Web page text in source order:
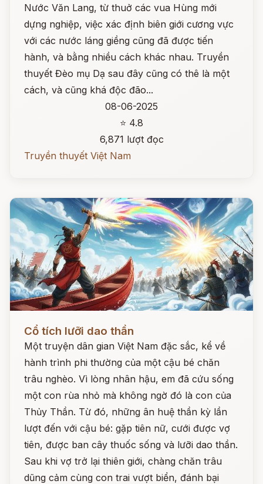
Nước Văn Lang, từ thuở các vua Hùng mới
dựng nghiệp, việc xác định biên giới cương vực
với các nước láng giềng cũng đã được tiến
hành, và bằng nhiều cách khác nhau. Truyền
thuyết Đèo mụ Dạ sau đây cũng có thê là một
cách, và cũng khá độc đão...
08-06-2025
⭐ 4.8
6,871 lượt đọc
Truyền thuyết Việt Nam
Đọc ngay
Cổ tích lưỡi dao thần
Một truyện dân gian Việt Nam đặc sắc, kể về
hành trình phi thường của một cậu bé chăn
trâu nghèo. Vì lòng nhân hậu, em đã cứu sống
một con rùa nhỏ mà không ngờ đó là con của
Thủy Thần. Từ đó, những ân huệ thần kỳ lần
lượt đến với cậu bé: gặp tiên nữ, cưới được vợ
tiên, được ban cây thuốc sống và lưỡi dao thần.
Sau khi vợ trở lại thiên giới, chàng chăn trâu
dũng cảm cùng con trai vượt biển, đánh bại